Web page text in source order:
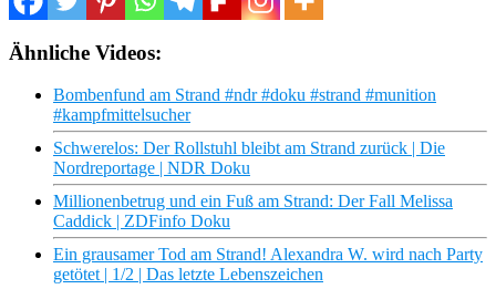
Ähnliche Videos:
Bombenfund am Strand #ndr #doku #strand #munition
#kampfmittelsucher
Schwerelos: Der Rollstuhl bleibt am Strand zurück | Die
Nordreportage | NDR Doku
Millionenbetrug und ein Fuß am Strand: Der Fall Melissa
Caddick | ZDFinfo Doku
Ein grausamer Tod am Strand! Alexandra W. wird nach Party
getötet | 1/2 | Das letzte Lebenszeichen